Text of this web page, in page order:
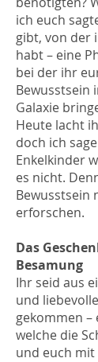
ich euch
gibt, von der
habt – eine
bei der ihr
Bewusstsein
Galaxie
Heute lacht
doch ich
Enkelkinder
es nicht.
Bewusstsein
erforschen.
Das
Besamung
Ihr seid aus
und
gekommen –
welche die
und euch mit